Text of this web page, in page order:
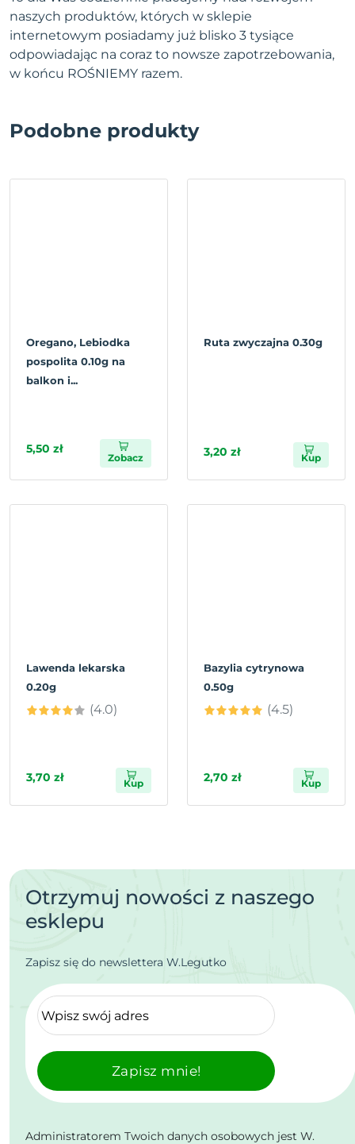
naszych produktów, których w sklepie
internetowym posiadamy już blisko 3 tysiące
odpowiadając na coraz to nowsze zapotrzebowania,
w końcu ROŚNIEMY razem.
Podobne produkty
Oregano, Lebiodka
pospolita 0.10g na
balkon i...
5,50 zł
Zobacz
Ruta zwyczajna 0.30g
3,20 zł Kup
Lawenda lekarska
0.20g
(4.0)
3,70 zł Kup
Bazylia cytrynowa
0.50g
(4.5)
2,70 zł Kup
Otrzymuj nowości z naszego
esklepu
Zapisz się do newslettera W.Legutko
Zapisz mnie!
Administratorem Twoich danych osobowych jest W.